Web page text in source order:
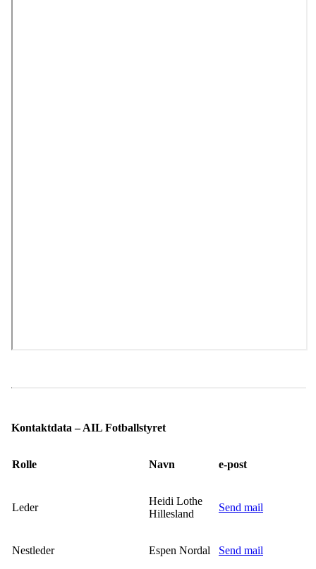
Kontaktdata – AIL Fotballstyret
Rolle Navn e-post
Leder
Heidi Lothe
Hillesland
Send mail
Nestleder Espen Nordal Send mail